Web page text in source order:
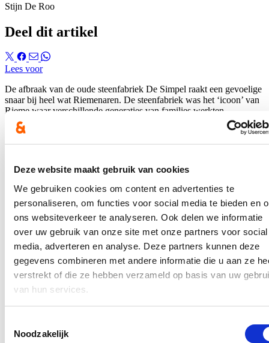
Deze website maakt gebruik van cookies
We gebruiken cookies om content en advertenties te
personaliseren, om functies voor social media te bieden en
ons websiteverkeer te analyseren. Ook delen we informatie
over uw gebruik van onze site met onze partners voor social
media, adverteren en analyse. Deze partners kunnen deze
gegevens combineren met andere informatie die u aan ze
verstrekt of die ze hebben verzameld op basis van uw
van hun services.
Noodzakelijk
Stijn De Roo
Deel dit artikel
Lees voor
De afbraak van de oude steenfabriek De Simpel raakt een gevoelige
snaar bij heel wat Riemenaren. De steenfabriek was het ‘icoon’ van
Rieme waar verschillende generaties van families werkten.
De plannen voor de toekomst van deze site krijgen nu vastere vorm.
Dat blijkt uit informatie die Vlaams Volksvertegenwoordiger Stijn
Demir (N-VA).
Hierover verscheen een bericht op de
website van HLN
en in de
krant van 13 april (regio Gent-Eeklo-Deinze) op pagina 25. Je kan
het volledige persbericht nalezen viadeze link
In de pers
Nieuwe speeltuin in Ter Durmenpark komt er nog
dit jaar
05/08/26
leefbaarheid van de wijk en bieden kinderen de mogelijkheid om